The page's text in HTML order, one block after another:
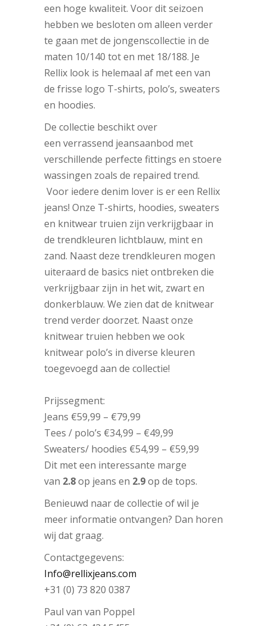
een hoge kwaliteit. Voor dit seizoen
hebben we besloten om alleen verder
te gaan met de jongenscollectie in de
maten 10/140 tot en met 18/188. Je
Rellix look is helemaal af met een van
de frisse logo T-shirts, polo’s, sweaters
en hoodies.
De collectie beschikt over
een verrassend jeansaanbod met
verschillende perfecte fittings en stoere
wassingen zoals de repaired trend.
Voor iedere denim lover is er een Rellix
jeans! Onze T-shirts, hoodies, sweaters
en knitwear truien zijn verkrijgbaar in
de trendkleuren lichtblauw, mint en
zand. Naast deze trendkleuren mogen
uiteraard de basics niet ontbreken die
verkrijgbaar zijn in het wit, zwart en
donkerblauw. We zien dat de knitwear
trend verder doorzet. Naast onze
knitwear truien hebben we ook
knitwear polo’s in diverse kleuren
toegevoegd aan de collectie!
Prijssegment:
Jeans €59,99 – €79,99
Tees / polo’s €34,99 – €49,99
Sweaters/ hoodies €54,99 – €59,99
Dit met een interessante marge
van 2.8op jeans en 2.9op de tops.
Benieuwd naar de collectie of wil je
meer informatie ontvangen? Dan horen
wij dat graag.
Contactgegevens:
Info@rellixjeans.com
+31 (0) 73 820 0387
Paul van van Poppel